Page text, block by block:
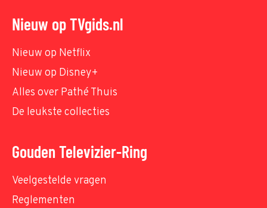
Nieuw op TVgids.nl
Nieuw op Netflix
Nieuw op Disney+
Alles over Pathé Thuis
De leukste collecties
Gouden Televizier-Ring
Veelgestelde vragen
Reglementen